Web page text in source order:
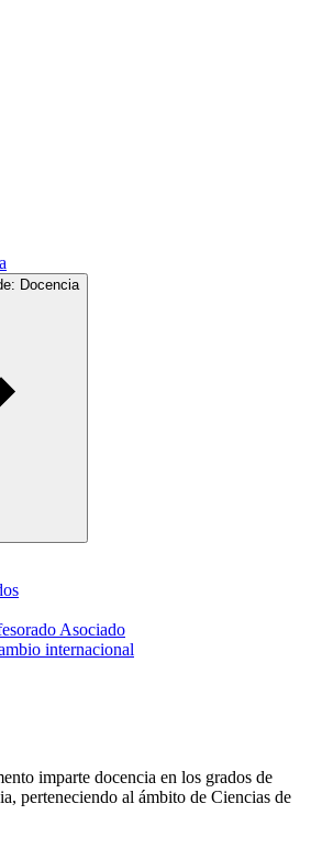
Docencia
Asociado
internacional
imparte docencia en los grados de
perteneciendo al ámbito de Ciencias de